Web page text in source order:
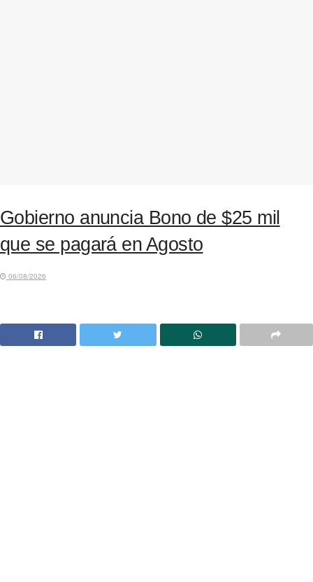
Gobierno anuncia Bono de $25 mil
que se pagará en Agosto
06/08/2026